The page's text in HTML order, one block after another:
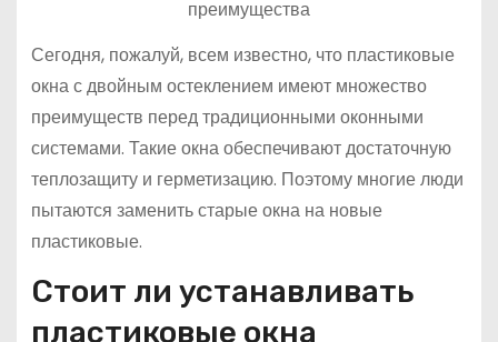
Сегодня, пожалуй, всем известно, что пластиковые
окна с двойным остеклением имеют множество
преимуществ перед традиционными оконными
системами. Такие окна обеспечивают достаточную
теплозащиту и герметизацию. Поэтому многие люди
пытаются заменить старые окна на новые
пластиковые.
Стоит ли устанавливать
пластиковые окна